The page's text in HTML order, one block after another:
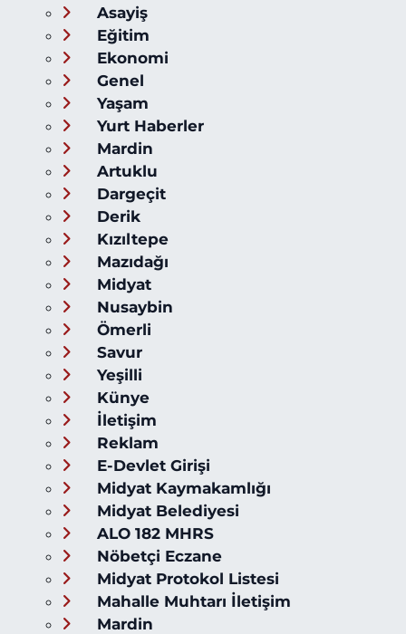
Asayiş
Eğitim
Ekonomi
Genel
Yaşam
Yurt Haberler
Mardin
Artuklu
Dargeçit
Derik
Kızıltepe
Mazıdağı
Midyat
Nusaybin
Ömerli
Savur
Yeşilli
Künye
İletişim
Reklam
E-Devlet Girişi
Midyat Kaymakamlığı
Midyat Belediyesi
ALO 182 MHRS
Nöbetçi Eczane
Midyat Protokol Listesi
Mahalle Muhtarı İletişim
Mardin